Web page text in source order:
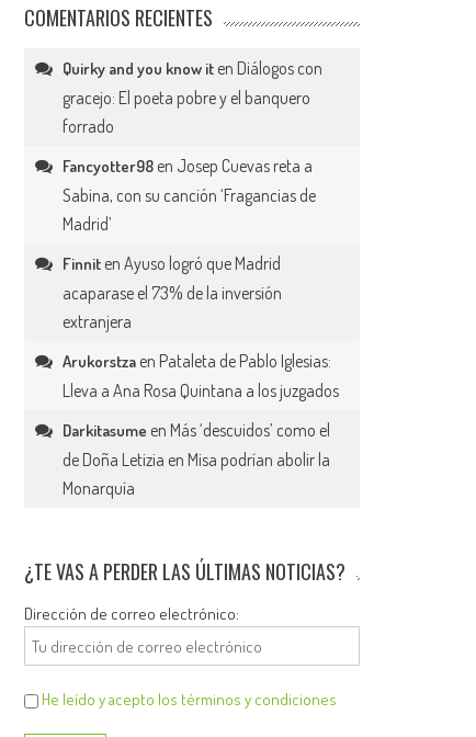
COMENTARIOS RECIENTES
Quirky and you know it en Diálogos con
gracejo: El poeta pobre y el banquero
forrado
Fancyotter98 en Josep Cuevas reta a
Sabina, con su canción ‘Fragancias de
Madrid’
Finnit enAyuso logró que Madrid
acaparase el 73% de la inversión
extranjera
Arukorstza en Pataleta de Pablo Iglesias:
Lleva a Ana Rosa Quintana a los juzgados
Darkitasume en Más ‘descuidos’ como el
de Doña Letizia en Misa podrían abolir la
Monarquía
¿TE VAS A PERDER LAS ÚLTIMAS NOTICIAS?
Dirección de correo electrónico:
He leído y acepto los términos y condiciones